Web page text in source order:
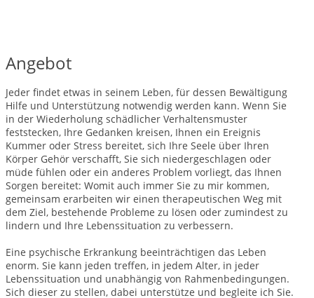
Angebot
Jeder findet etwas in seinem Leben, für dessen Bewältigung
Hilfe und Unterstützung notwendig werden kann. Wenn Sie
in der Wiederholung schädlicher Verhaltensmuster
feststecken, Ihre Gedanken kreisen, Ihnen ein Ereignis
Kummer oder Stress bereitet, sich Ihre Seele über Ihren
Körper Gehör verschafft, Sie sich niedergeschlagen oder
müde fühlen oder ein anderes Problem vorliegt, das Ihnen
Sorgen bereitet: Womit auch immer Sie zu mir kommen,
gemeinsam erarbeiten wir einen therapeutischen Weg mit
dem Ziel, bestehende Probleme zu lösen oder zumindest zu
lindern und Ihre Lebenssituation zu verbessern.
Eine psychische Erkrankung beeinträchtigen das Leben
enorm. Sie kann jeden treffen, in jedem Alter, in jeder
Lebenssituation und unabhängig von Rahmenbedingungen.
Sich dieser zu stellen, dabei unterstütze und begleite ich Sie.